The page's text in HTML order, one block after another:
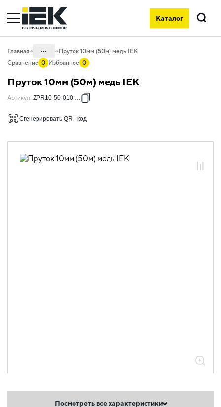
Каталог
Поиск
Главная ...
05.08.01 Пассивная молниезащита и
Пруток 10мм (50м) медь IEK
Сравнение 0 Избранное 0
Пруток 10мм (50м) медь IEK
Артикул: ZPR10-50-010-050
Сгенерировать QR - код
Посмотреть все характеристики